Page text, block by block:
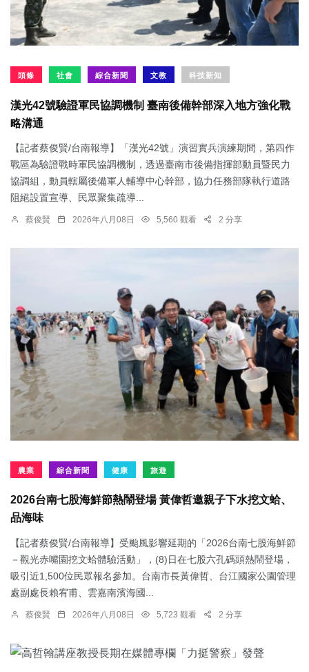
頭條 社會 綜合新聞 文教 科技新知
漢光42號驗證軍民協調機制 臺南後備幹部深入地方強化戰
略溝通
【記者蔡俊賢/台南報導】「漢光42號」演習實兵演練期間，第四作
戰區為驗證戰時軍民協調機制，透過臺南市後備指揮部動員暨民力
協調組，動員轄屬後備軍人輔導中心幹部，協力任務部隊執行道路
阻絕設置宣導、民眾聚集疏導...
蔡俊賢 2026年八月08日 5,560 觀看 2 分享
農業 綜合新聞 健康 旅遊
2026台南七股海鮮節熱鬧登場 黃偉哲邀親子下水挖文蛤、
品海味
【記者蔡俊賢/台南報導】受颱風影響延期的「2026台南七股海鮮節
－觀光赤嘴園挖文蛤體驗活動」，(8)日在七股六孔碼頭熱鬧登場，
吸引近1,500位民眾報名參加。台南市長黃偉哲、台江國家公園管理
處副處長賴宥甫、雲嘉南濱海國...
蔡俊賢 2026年八月08日 5,723 觀看 2 分享